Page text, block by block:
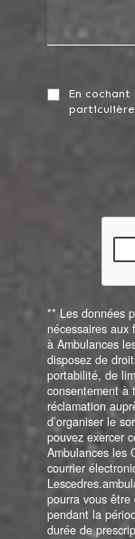
En
** Les données
nécessaires aux
à Ambulances
disposez de
portabilité, de
consentement à
réclamation
d’organiser le
pouvez exercer
Ambulances les
courrier
pourra vous être
pendant la
durée de